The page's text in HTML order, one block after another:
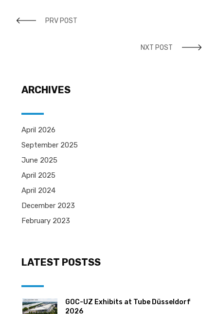
PRV POST
NXT POST
ARCHIVES
April 2026
September 2025
June 2025
April 2025
April 2024
December 2023
February 2023
LATEST POSTSS
GOC-UZ Exhibits at Tube Düsseldorf
2026